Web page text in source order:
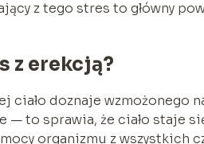
z tego stres to główny
z erekcją?
doznaje wzmożonego
— to sprawia, że ciało staje
organizmu z wszystkich